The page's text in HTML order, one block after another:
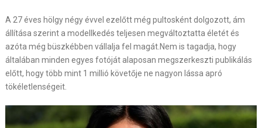
A 27 éves hölgy négy évvel ezelőtt még pultosként dolgozott, ám
állítása szerint a modellkedés teljesen megváltoztatta életét és
azóta még büszkébben vállalja fel magát.Nem is tagadja, hogy
általában minden egyes fotóját alaposan megszerkeszti publikálás
előtt, hogy több mint 1 millió követője ne nagyon lássa apró
tökéletlenségeit.